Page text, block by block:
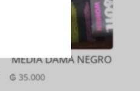
MEDIA DAMA NEGRO
₲ 35.000